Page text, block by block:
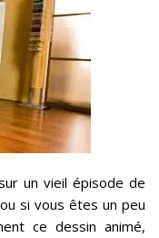
un vieil épisode de
si vous êtes un peu
ce dessin animé,